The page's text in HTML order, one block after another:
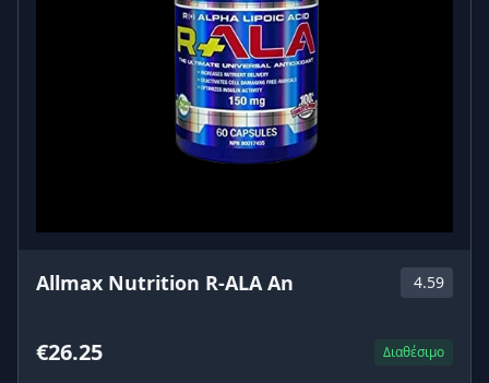
Allmax Nutrition R-ALA An 4.59
€26.25 Διαθέσιμο